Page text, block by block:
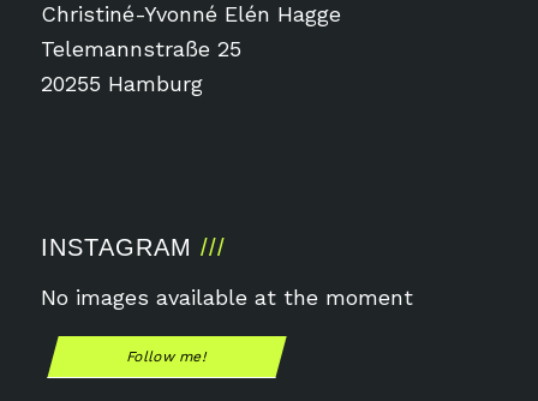
Christiné-Yvonné Elén Hagge
Telemannstraße 25
20255 Hamburg
INSTAGRAM
No images available at the moment
Follow me!